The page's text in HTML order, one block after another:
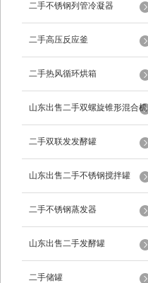
二手不锈钢列管冷凝器
二手高压反应釜
二手热风循环烘箱
山东出售二手双螺旋锥形混合机
二手双联发发酵罐
山东出售二手不锈钢搅拌罐
二手不锈钢蒸发器
山东出售二手发酵罐
二手储罐